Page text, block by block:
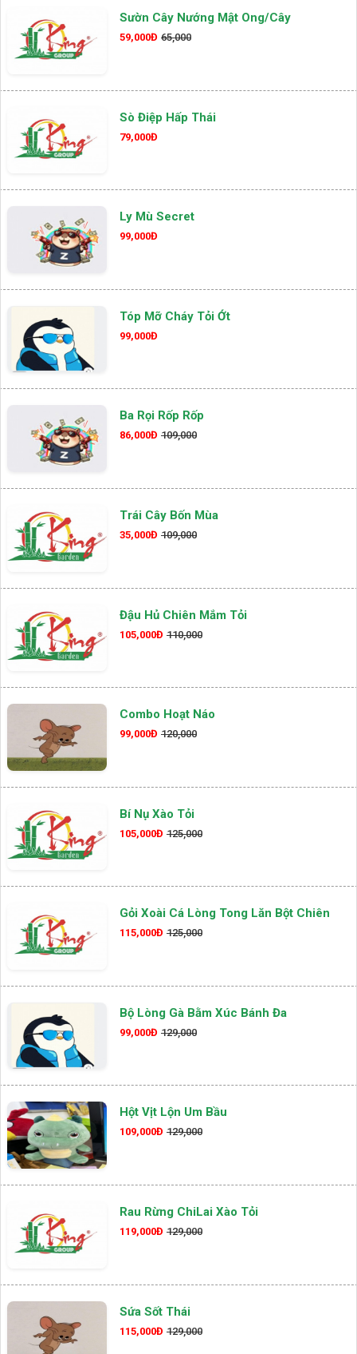
Sườn Cây Nướng Mật Ong/cây
59,000Đ 65,000
Sò Điệp Hấp Thái
79,000Đ
Ly Mù Secret
99,000Đ
Tóp Mỡ Cháy Tỏi Ớt
99,000Đ
Ba Rọi Rốp Rốp
86,000Đ 109,000
Trái Cây Bốn Mùa
35,000Đ 109,000
Đậu Hủ Chiên Mắm Tỏi
105,000Đ 110,000
Combo Hoạt Náo
99,000Đ 120,000
Bí Nụ Xào Tỏi
105,000Đ 125,000
Gỏi Xoài Cá Lòng Tong Lăn Bột Chiên
115,000Đ 125,000
Bộ Lòng Gà Bằm Xúc Bánh Đa
99,000Đ 129,000
Hột Vịt Lộn Um Bầu
109,000Đ 129,000
Rau Rừng ChiLai Xào Tỏi
119,000Đ 129,000
Sứa Sốt Thái
115,000Đ 129,000